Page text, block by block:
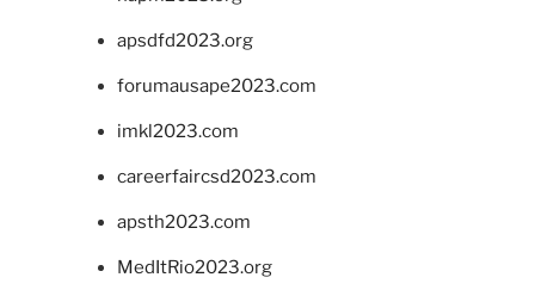
apsdfd2023.org
forumausape2023.com
imkl2023.com
careerfaircsd2023.com
apsth2023.com
MedItRio2023.org